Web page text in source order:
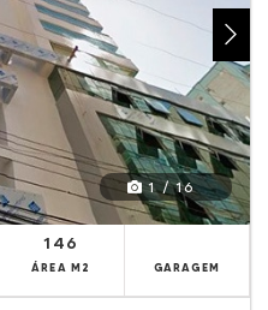
1 / 16
146
ÁREA M2 GARAGEM